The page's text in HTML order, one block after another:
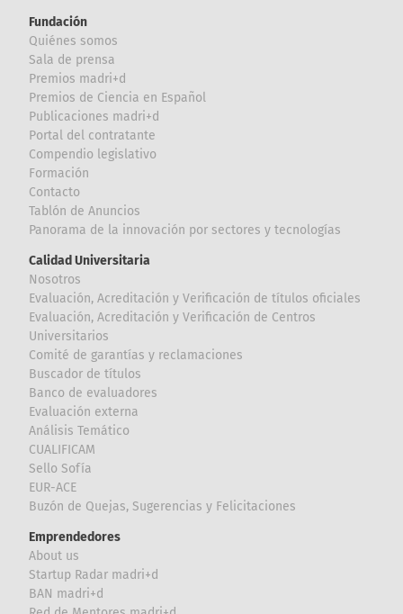
Fundación
Quiénes somos
Sala de prensa
Premios madri+d
Premios de Ciencia en Español
Publicaciones madri+d
Portal del contratante
Compendio legislativo
Formación
Contacto
Tablón de Anuncios
Panorama de la innovación por sectores y tecnologías
Calidad Universitaria
Nosotros
Evaluación, Acreditación y Verificación de títulos oficiales
Evaluación, Acreditación y Verificación de Centros
Universitarios
Comité de garantías y reclamaciones
Buscador de títulos
Banco de evaluadores
Evaluación externa
Análisis Temático
CUALIFICAM
Sello Sofía
EUR-ACE
Buzón de Quejas, Sugerencias y Felicitaciones
Emprendedores
About us
Startup Radar madri+d
BAN madri+d